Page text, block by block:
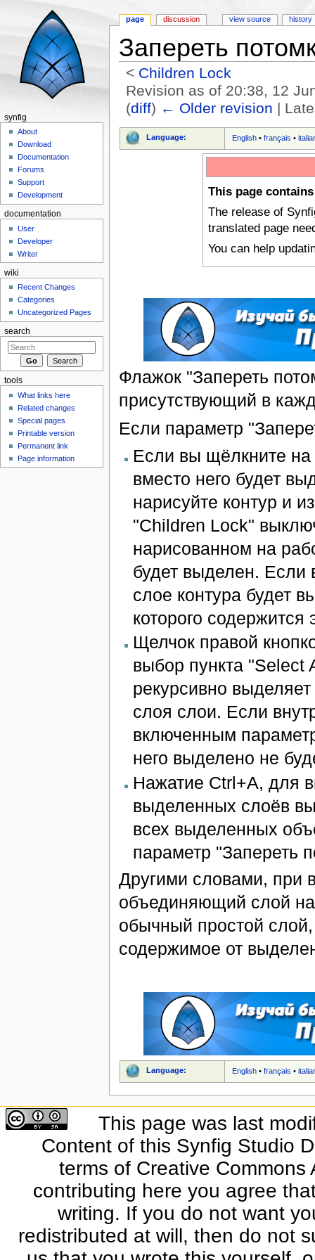
Запереть
< Children Lock
Revision as of 20:38, 12
(diff) ← Older revision |
Language: English •français •
This page
The release of
translated page
You can help
Флажок "Запереть
присутствующий в
Если параметр
Если вы щёлкните
вместо него будет
нарисуйте контур и
"Children Lock"
нарисованном на
будет выделен. Если
слое контура будет
которого содержится
Щелчок правой
выбор пункта "Select
рекурсивно
слоя слои. Если
включенным
него выделено не
Нажатие Ctrl+A, для
выделенных слоёв
всех выделенных
параметр "Запереть
Другими словами, при
объединяющий слой
обычный простой
содержимое от
Language: English •français •
page discussion view source history
synfig
About
Download
Documentation
Forums
Support
Development
documentation
User
Developer
Writer
wiki
Recent Changes
Categories
Uncategorized Pages
search
tools
What links here
Related changes
Special pages
Printable version
Permanent link
Page information
This page was last
Content of this Synfig Studio
terms of Creative
contributing here you agree
writing. If you do not want
redistributed at will, then do not